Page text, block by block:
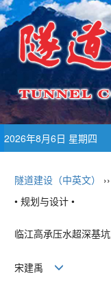
2026年8月6日 星期四
隧道建设（中英文）
• 规划与设计 •
临江高承压水超深基
宋建禹